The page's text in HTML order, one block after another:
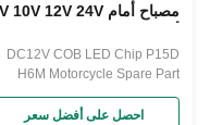
DC12V COB LED Chip P15D
H6M Motorcycle Spare Part
12V 24V Products Description
احصل على أفضل سعر